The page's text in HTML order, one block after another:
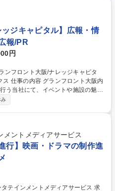
定、コスト精査■施工：図面レビュ
集職種 【総合職】
ッジキャピタル】広報・情
報/PR
円
阪内
う当社にて、イベントや施設の魅力
内各部署と地道に連携し、能動的に
や外部パートナー企業と密に連携
発信していただきます。toC、toB両
手法はHP、メルマガ、販促物、チ
管理や企画等の幅広い業務に携わる
レックス
み
メントメディアサービス
】映画・ドラマの制作進
インメントメディアサービス 求